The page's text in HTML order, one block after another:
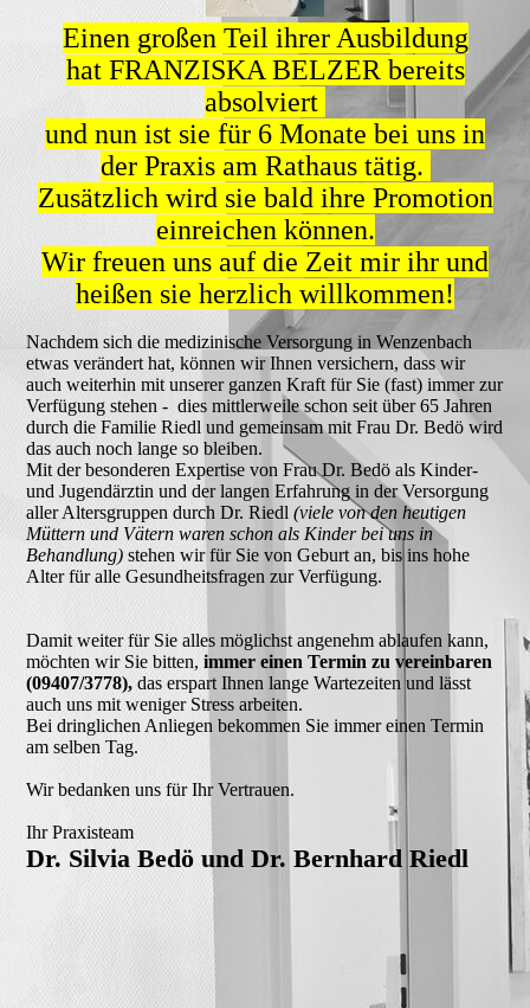
Einen großen Teil ihrer Ausbildung
hat FRANZISKA BELZER bereits
absolviert
und nun ist sie für 6 Monate bei uns in
der Praxis am Rathaus tätig.
Zusätzlich wird sie bald ihre Promotion
einreichen können.
Wir freuen uns auf die Zeit mir ihr und
heißen sie herzlich willkommen!
Nachdem sich die medizinische Versorgung in Wenzenbach
etwas verändert hat, können wir Ihnen versichern, dass wir
auch weiterhin mit unserer ganzen Kraft für Sie (fast) immer zur
Verfügung stehen - dies mittlerweile schon seit über 65 Jahren
durch die Familie Riedl und gemeinsam mit Frau Dr. Bedö wird
das auch noch lange so bleiben.
Mit der besonderen Expertise von Frau Dr. Bedö als Kinder-
und Jugendärztin und der langen Erfahrung in der Versorgung
aller Altersgruppen durch Dr. Riedl(viele von den heutigen
Müttern und Vätern waren schon als Kinder bei uns in
Behandlung)stehen wir für Sie von Geburt an, bis ins hohe
Alter für alle Gesundheitsfragen zur Verfügung.
Damit weiter für Sie alles möglichst angenehm ablaufen kann,
möchten wir Sie bitten,immer einen Termin zu vereinbaren
(09407/3778),das erspart Ihnen lange Wartezeiten und lässt
auch uns mit weniger Stress arbeiten.
Bei dringlichen Anliegen bekommen Sie immer einen Termin
am selben Tag.
Wir bedanken uns für Ihr Vertrauen.
Ihr Praxisteam
Dr. Silvia Bedö und Dr. Bernhard Riedl